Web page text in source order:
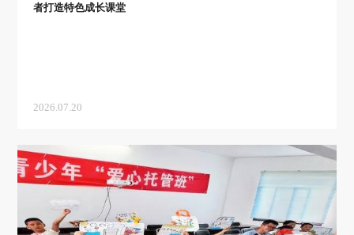
者打造特色成长课堂
2026.07.20